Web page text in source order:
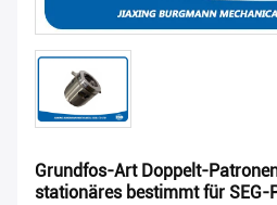
Grundfos-Art Doppelt-
stationäres bestimmt für SEG-